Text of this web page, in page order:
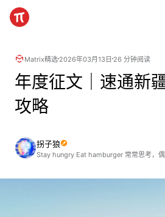
Matrix精选 2026年03月13日 26 分钟阅读
年度征文｜速通新
攻略
拐子狼
Stay hungry Eat hamburger 常常思考，